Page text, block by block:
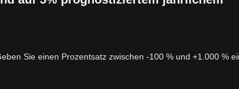
Sie einen Prozentsatz zwischen -100 % und +1.000 %